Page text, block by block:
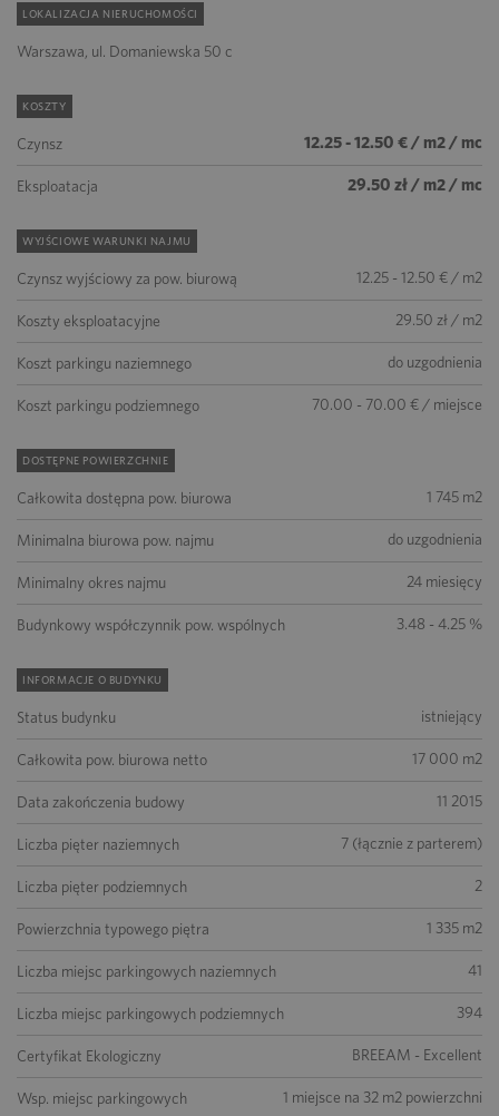
LOKALIZACJA NIERUCHOMOŚCI
Warszawa, ul. Domaniewska 50 c
KOSZTY
Czynsz 12.25 - 12.50 € / m2 / mc
Eksploatacja 29.50 zł / m2 / mc
WYJŚCIOWE WARUNKI NAJMU
Czynsz wyjściowy za pow. biurową 12.25 - 12.50 € / m2
Koszty eksploatacyjne 29.50 zł / m2
Koszt parkingu naziemnego do uzgodnienia
Koszt parkingu podziemnego 70.00 - 70.00 € / miejsce
DOSTĘPNE POWIERZCHNIE
Całkowita dostępna pow. biurowa 1 745 m2
Minimalna biurowa pow. najmu do uzgodnienia
Minimalny okres najmu 24 miesięcy
Budynkowy współczynnik pow. wspólnych 3.48 - 4.25 %
INFORMACJE O BUDYNKU
Status budynku istniejący
Całkowita pow. biurowa netto 17 000 m2
Data zakończenia budowy 11 2015
Liczba pięter naziemnych 7 (łącznie z parterem)
Liczba pięter podziemnych 2
Powierzchnia typowego piętra 1 335 m2
Liczba miejsc parkingowych naziemnych 41
Liczba miejsc parkingowych podziemnych 394
Certyfikat Ekologiczny BREEAM - Excellent
Wsp. miejsc parkingowych 1 miejsce na 32 m2 powierzchni